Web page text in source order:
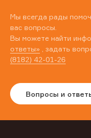
Мы всегда рады
вас вопросы.
Вы можете найти
ответы» , задать
(8182) 42-01-26
Вопросы и